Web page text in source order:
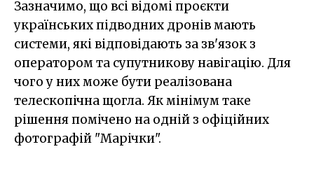
Зазначимо, що всі відомі проєкти
українських підводних дронів мають
системи, які відповідають за зв'язок з
оператором та супутникову навігацію. Для
чого у них може бути реалізована
телескопічна щогла. Як мінімум таке
рішення помічено на одній з офіційних
фотографій "Марічки".